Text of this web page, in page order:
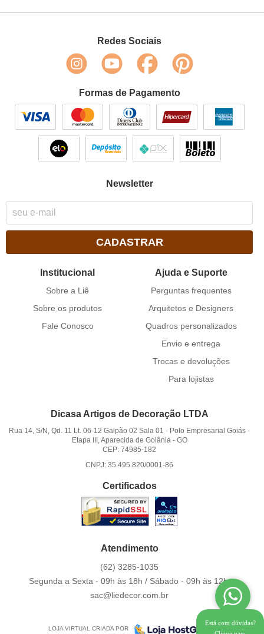
Redes Sociais
Formas de Pagamento
Newsletter
CADASTRAR
Institucional
Sobre a Liê
Sobre os produtos
Fale Conosco
Ajuda e Suporte
Perguntas frequentes
Arquitetos e Designers
Quadros personalizados
Envio e entrega
Trocas e devoluções
Para lojistas
Dicasa Artigos de Decoração LTDA
Rua 14, S/N, Qd. 11 Lt. 06-12 Galpão 02 Sala 01 - Polo Empresarial Goiás -
Etapa III, Aparecida de Goiânia- GO
CEP: 74985-182
CNPJ: 35.495.820/0001-86
Certificados
Atendimento
(62) 3285-1035
Segunda a Sexta - 09h às 18h / Sábado - 09h às 12h.
sac@liedecor.com.br
LOJA VIRTUAL CRIADA POR
Está com dúvidas?